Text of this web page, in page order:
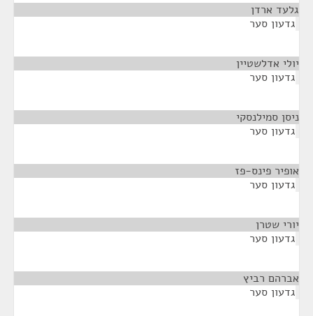
גלעד ארדן
גדעון סער
יולי אדלשטיין
גדעון סער
ניסן סמילנסקי
גדעון סער
אופיר פינס-פז
גדעון סער
יורי שטרן
גדעון סער
אברהם רביץ
גדעון סער